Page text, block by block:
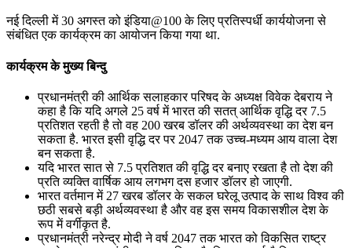
नई दिल्ली में 30 अगस्त को इंडिया@100 के लिए प्रतिस्पर्धी कार्ययोजना से
संबंधित एक कार्यक्रम का आयोजन किया गया था.
कार्यक्रम के मुख्य बिन्दु
प्रधानमंत्री की आर्थिक सलाहकार परिषद के अध्यक्ष विवेक देबराय ने
कहा है कि यदि अगले 25 वर्ष में भारत की सतत् आर्थिक वृद्धि दर 7.5
प्रतिशत रहती है तो वह 200 खरब डॉलर की अर्थव्यवस्था का देश बन
सकता है. भारत इसी वृद्धि दर पर 2047 तक उच्च-मध्यम आय वाला देश
बन सकता है.
यदि भारत सात से 7.5 प्रतिशत की वृद्धि दर बनाए रखता है तो देश की
प्रति व्यक्ति वार्षिक आय लगभग दस हजार डॉलर हो जाएगी.
भारत वर्तमान में 27 खरब डॉलर के सकल घरेलू उत्पाद के साथ विश्व की
छठी सबसे बड़ी अर्थव्यवस्था है और वह इस समय विकासशील देश के
रूप में वर्गीकृत है.
प्रधानमंत्री नरेन्द्र मोदी ने वर्ष 2047 तक भारत को विकसित राष्ट्र